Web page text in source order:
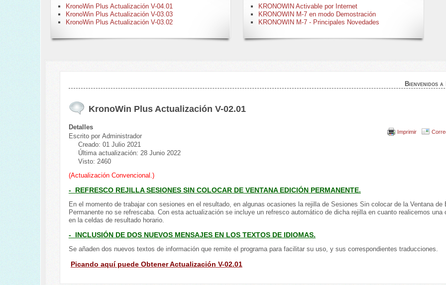
KronoWin Plus Actualización V-04.01
KronoWin Plus Actualización V-03.03
KronoWin Plus Actualización V-03.02
KRONOWIN Activable por Internet
KRONOWIN M-7 en modo Demostración
KRONOWIN M-7 - Principales Novedades
Bienvenidos
KronoWin Plus Actualización V-02.01
Imprimir
Detalles
Escrito por Administrador
Creado: 01 Julio 2021
Última actualización: 28 Junio 2022
Visto: 2460
(Actualización Convencional.)
- REFRESCO REJILLA SESIONES SIN COLOCAR DE VENTANA EDICIÓN PERMANENTE.
En el momento de trabajar con sesiones en el resultado, en algunas ocasiones la rejilla de Sesiones Sin colocar de la Ventana de
Permanente no se refrescaba. Con esta actualización se incluye un refresco automático de dicha rejilla en cuanto realicemos una
en la celdas de resultado horario.
- INCLUSIÓN DE DOS NUEVOS MENSAJES EN LOS TEXTOS DE IDIOMAS.
Se añaden dos nuevos textos de información que remite el programa para facilitar su uso, y sus correspondientes traducciones.
Picando aquí puede Obtener Actualización V-02.01